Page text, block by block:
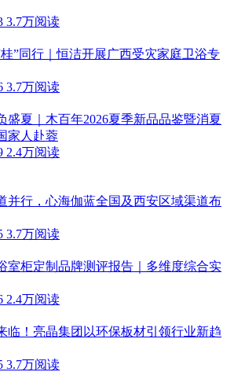
3.7万阅读
”同行｜恒洁开展广西受灾家庭卫浴专
3.7万阅读
盛夏｜木百年2026夏季新品品鉴暨消夏
家人赴蓉
2.4万阅读
并行，心海伽蓝全国及西安区域渠道布
3.7万阅读
室柜定制品牌测评报告｜多维度综合实
2.4万阅读
临！亮晶集团以环保板材引领行业新趋
3.7万阅读